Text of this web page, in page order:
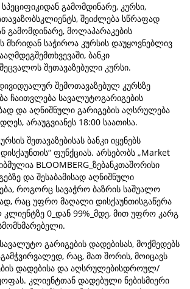
გამომდინარე, კურსი,
შეიძლება სწრაფად
გამომდინარე, მოლაპარაკების
მხრიდან საჭიროა კურსის დაუყოვნებლივ
ბანკი
შეთავაზებული კურსი.
შემოთავაზებულ კურსზე
ჩაითვლება სავალუტოგარიგების
და აღნიშნული გარიგების აღსრულება
არაუგვიანეს 18:00 საათისა.
შეთავაზებისას ბანკი იყენებს
ფუნქციას. არსებობს „Market
BLOOMBERG_ზებანკთაშორისი
და შესაბამისად აღნიშნული
როგორც სავაჭრო ბაზრის საშუალო
რაც უფრო მაღალი დისქაუნთისგაწერა
0_დან 99%_მდე, მით უფრო კარგ
გარიგების დადებისას, მოქმედებს
რაც, მათ შორის, მოიცავს
დადებისა და აღსრულებისდროულ/
კლიენტთან დადებული ნებისმიერი